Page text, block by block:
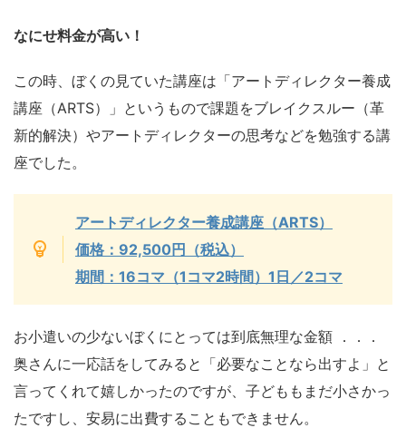
なにせ料金が高い！
この時、ぼくの見ていた講座は「アートディレクター養成
講座（ARTS）」というもので課題をブレイクスルー（革
新的解決）やアートディレクターの思考などを勉強する講
座でした。
アートディレクター養成講座（ARTS）
価格：92,500円（税込）
期間：16コマ（1コマ2時間）1日／2コマ
お小遣いの少ないぼくにとっては到底無理な金額 ．．．
奥さんに一応話をしてみると「必要なことなら出すよ」と
言ってくれて嬉しかったのですが、子どももまだ小さかっ
たですし、安易に出費することもできません。